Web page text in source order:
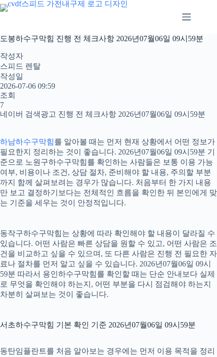
본
문
로
너
뛰
기
도봉하수구막힘 진행 전 체크사항 2026년07월06일 09시59분
작성자
스피드 렌탈
작성일
2026-07-06 09:59
조회
7
네이버 검색광고 진행 전 체크사항 2026년07월06일 09시59분
하남하수구막힘를 알아볼 때는 먼저 현재 상황에서 어떤 정보가
필요한지 정리하는 것이 좋습니다. 2026년07월06일 09시59분 기
준으로 노원구하수구막힘를 확인하는 사람들은 보통 이용 가능
여부, 비용이나 조건, 상담 절차, 준비해야 할 내용, 주의할 부분
까지 함께 살펴보려는 경우가 많습니다. 처음부터 한 가지 내용
만 보고 결정하기보다는 전체적인 흐름을 확인한 뒤 본인에게 맞
는 기준을 세우는 것이 안정적입니다.
동작구하수구막힘는 상황에 따라 확인해야 할 내용이 달라질 수
있습니다. 어떤 사람은 빠른 상담을 원할 수 있고, 어떤 사람은 조
건을 비교하고 싶을 수 있으며, 또 다른 사람은 진행 전 필요한 자
료나 절차를 먼저 알고 싶을 수 있습니다. 2026년07월06일 09시
59분 따라서 용인하수구막힘를 확인할 때는 단순 안내보다 실제
로 무엇을 확인해야 하는지, 어떤 부분을 다시 점검해야 하는지
차분히 살펴보는 것이 좋습니다.
서초하수구막힘 기본 확인 기준 2026년07월06일 09시59분
동탄임플란트를 처음 알아보는 경우에는 먼저 이용 목적을 정리